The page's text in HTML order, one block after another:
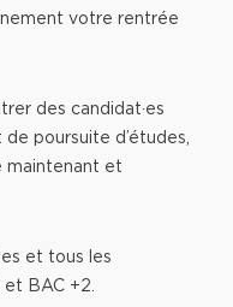
votre rentrée
des candidat·es
poursuite d’études,
maintenant et
et tous les
BAC +2.